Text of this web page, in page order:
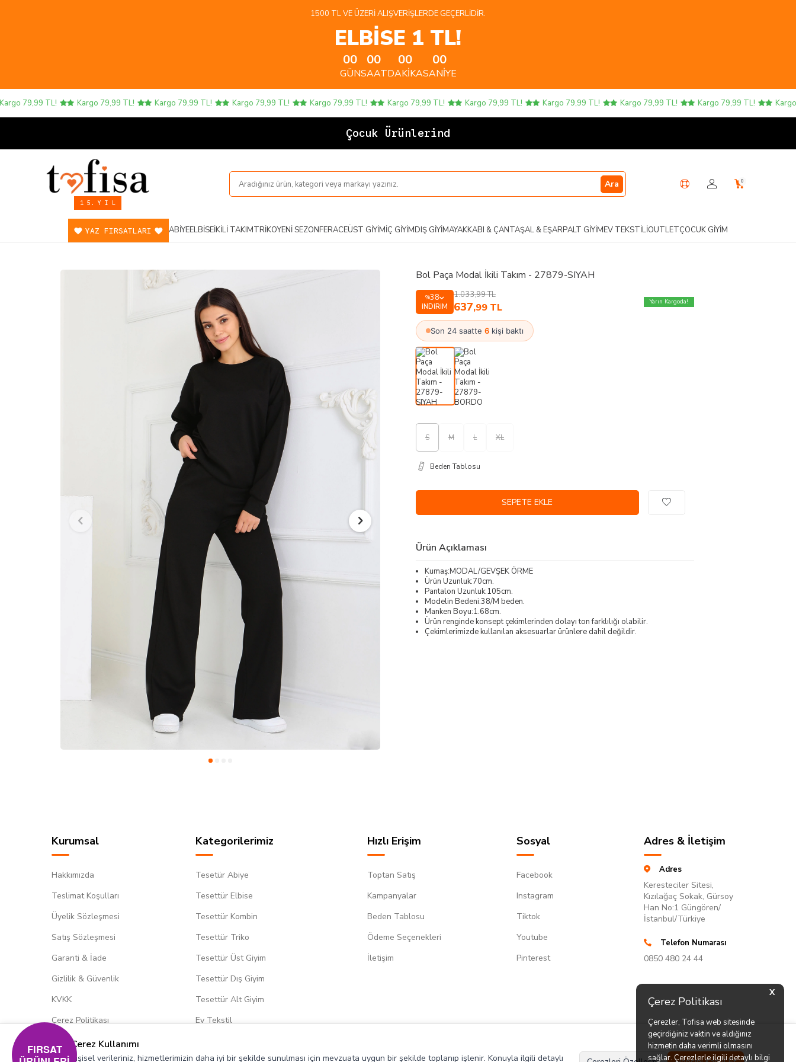
X
Çerez Politikası
Çerezler, Tofisa web sitesinde
geçirdiğiniz vaktin ve aldığınız
hizmetin daha verimli olmasını
sağlar. Çerezlerle ilgili detaylı bilgi
1500 TL VE ÜZERI ALIŞVERIŞLERDE GEÇERLIDIR.
ELBİSE 1 TL!
00
GÜN
00
SAAT
00
DAKIKA
00
SANIYE
79,99 TL! Kargo 79,99 TL! Kargo 79,99 TL! Kargo 79,99 TL! Kargo 79,99 TL! Kargo 79,99 TL! Kargo 79,99 TL! Kargo 79,99 TL! Kargo 79,99 TL! Kargo 79,99 TL! Kargo
Çocuk Ürünlerinde 4 AL
1 5. Y I L
Ara 0
YAZ FIRSATLARI ABIYEELBISEİKILI TAKIMTRIKOYENI SEZONFERACEÜST GIYIMİÇ GIYIMDIŞ GIYIMAYAKKABI & ÇANTAŞAL & EŞARPALT GIYIMEV TEKSTILIOUTLETÇOCUK GIYIM
Bol Paça Modal İkili Takım - 27879-SIYAH
%38
İNDIRIM
1.033,99TL
637,99 TL Yarın Kargoda!
Son 24 saatte 6 kişi baktı
S M L XL
Beden Tablosu
SEPETE EKLE
Ürün Açıklaması
Kumaş:MODAL/GEVŞEK ÖRME
Ürün Uzunluk:70cm.
Pantalon Uzunluk:105cm.
Modelin Bedeni:38/M beden.
Manken Boyu:1.68cm.
Ürün renginde konsept çekimlerinden dolayı ton farklılığı olabilir.
Çekimlerimizde kullanılan aksesuarlar ürünlere dahil değildir.
Kurumsal
Hakkımızda
Teslimat Koşulları
Üyelik Sözleşmesi
Satış Sözleşmesi
Garanti & İade
Gizlilik & Güvenlik
KVKK
Çerez Politikası
Kategorilerimiz
Tesetür Abiye
Tesettür Elbise
Tesettür Kombin
Tesettür Triko
Tesettür Üst Giyim
Tesettür Dış Giyim
Tesettür Alt Giyim
Ev Tekstil
Hızlı Erişim
Toptan Satış
Kampanyalar
Beden Tablosu
Ödeme Seçenekleri
İletişim
Sosyal
Facebook
Instagram
Tiktok
Youtube
Pinterest
Adres & İletişim
Adres
Keresteciler Sitesi,
Kızılağaç Sokak, Gürsoy
Han No:1 Güngören/
İstanbul/Türkiye
Telefon Numarası
0850 480 24 44
Çerez Kullanımı
Kişisel verileriniz, hizmetlerimizin daha iyi bir şekilde sunulması için mevzuata uygun bir şekilde toplanıp işlenir. Konuyla ilgili detaylı
FIRSAT